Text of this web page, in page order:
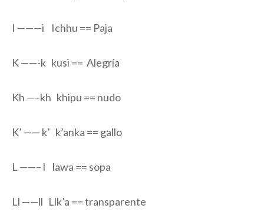
I ———i Ichhu == Paja
K ——-k kusi == Alegría
Kh —–kh khipu == nudo
K’ —— k’ k’anka == gallo
L ——– l lawa == sopa
Ll ——ll Llk’a == transparente